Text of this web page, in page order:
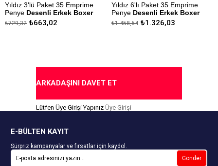
3'lü Paket 35 Emprime
Desenli Erkek Boxer
Kumaştan Üretilmiştir.
Ödeme Seçeneği
₺663,02
Yıldız 6'lı Paket 35 Emprime
PenyeDesenli Erkek Boxer
Modal Kumaştan Üretilmiştir.
Kapıda Ödeme Seçeneği
₺1.326,03
₺1.458,64
ARKADAŞINI DAVET ET
Lütfen Üye Girişi Yapınız Üye Girişi
E-BÜLTEN KAYIT
Sürpriz kampanyalar ve fırsatlar için kaydol.
Gönder